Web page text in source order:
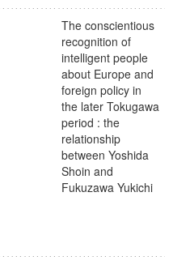
The conscientious
recognition of
intelligent people
about Europe and
foreign policy in
the later Tokugawa
period : the
relationship
between Yoshida
Shoin and
Fukuzawa Yukichi